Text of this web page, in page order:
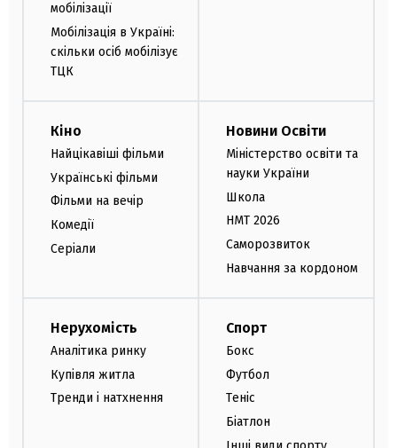
мобілізації
Мобілізація в Україні:
скільки осіб мобілізує
ТЦК
Кіно
Найцікавіші фільми
Українські фільми
Фільми на вечір
Комедії
Серіали
Новини Освіти
Міністерство освіти та
науки України
Школа
НМТ 2026
Саморозвиток
Навчання за кордоном
Нерухомість
Аналітика ринку
Купівля житла
Тренди і натхнення
Спорт
Бокс
Футбол
Теніс
Біатлон